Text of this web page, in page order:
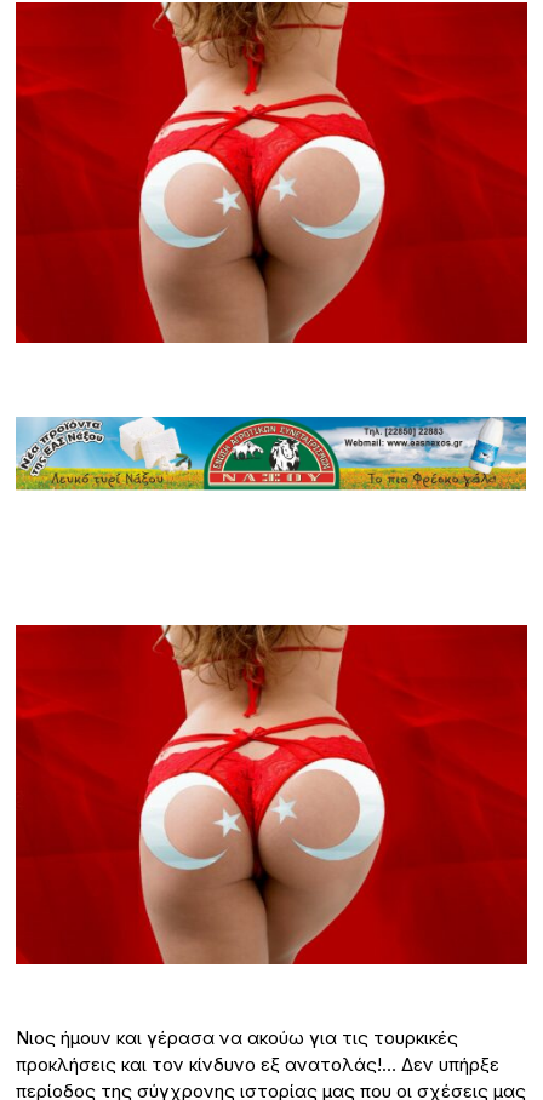
Νιος ήμουν και γέρασα να ακούω για τις τουρκικές
προκλήσεις και τον κίνδυνο εξ ανατολάς!… Δεν υπήρξε
περίοδος της σύγχρονης ιστορίας μας που οι σχέσεις μας